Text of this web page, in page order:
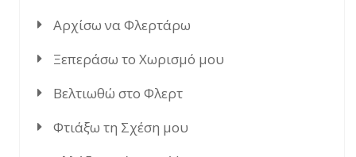
Αρχίσω να Φλερτάρω
Ξεπεράσω το Χωρισμό μου
Βελτιωθώ στο Φλερτ
Φτιάξω τη Σχέση μου